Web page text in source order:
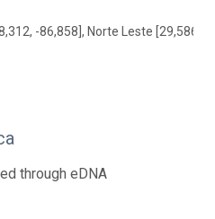
-86,858], Norte Leste [29,586, -
through eDNA